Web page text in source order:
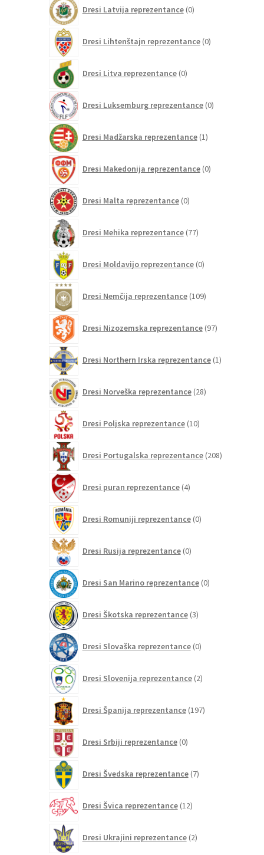
Dresi Latvija reprezentance 0izdelkov
Dresi Lihtenštajn reprezentance 0izdelkov
Dresi Litva reprezentance 0izdelkov
Dresi Luksemburg reprezentance 0izdelkov
Dresi Madžarska reprezentance 1izdelek
Dresi Makedonija reprezentance 0izdelkov
Dresi Malta reprezentance 0izdelkov
Dresi Mehika reprezentance 77izdelkov
Dresi Moldavijo reprezentance 0izdelkov
Dresi Nemčija reprezentance 109izdelkov
Dresi Nizozemska reprezentance 97izdelkov
Dresi Northern Irska reprezentance 1izdelek
Dresi Norveška reprezentance 28izdelkov
Dresi Poljska reprezentance 10izdelkov
Dresi Portugalska reprezentance 208izdelkov
Dresi puran reprezentance 4izdelki
Dresi Romuniji reprezentance 0izdelkov
Dresi Rusija reprezentance 0izdelkov
Dresi San Marino reprezentance 0izdelkov
Dresi Škotska reprezentance 3izdelki
Dresi Slovaška reprezentance 0izdelkov
Dresi Slovenija reprezentance 2izdelka
Dresi Španija reprezentance 197izdelkov
Dresi Srbiji reprezentance 0izdelkov
Dresi Švedska reprezentance 7izdelkov
Dresi Švica reprezentance 12izdelkov
Dresi Ukrajini reprezentance 2izdelka